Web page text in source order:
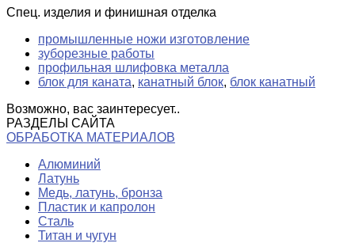
Спец. изделия и финишная отделка
промышленные ножи изготовление
зуборезные работы
профильная шлифовка металла
блок для каната, канатный блок, блок канатный
Возможно, вас заинтересует..
РАЗДЕЛЫ САЙТА
ОБРАБОТКА МАТЕРИАЛОВ
Алюминий
Латунь
Медь, латунь, бронза
Пластик и капролон
Сталь
Титан и чугун